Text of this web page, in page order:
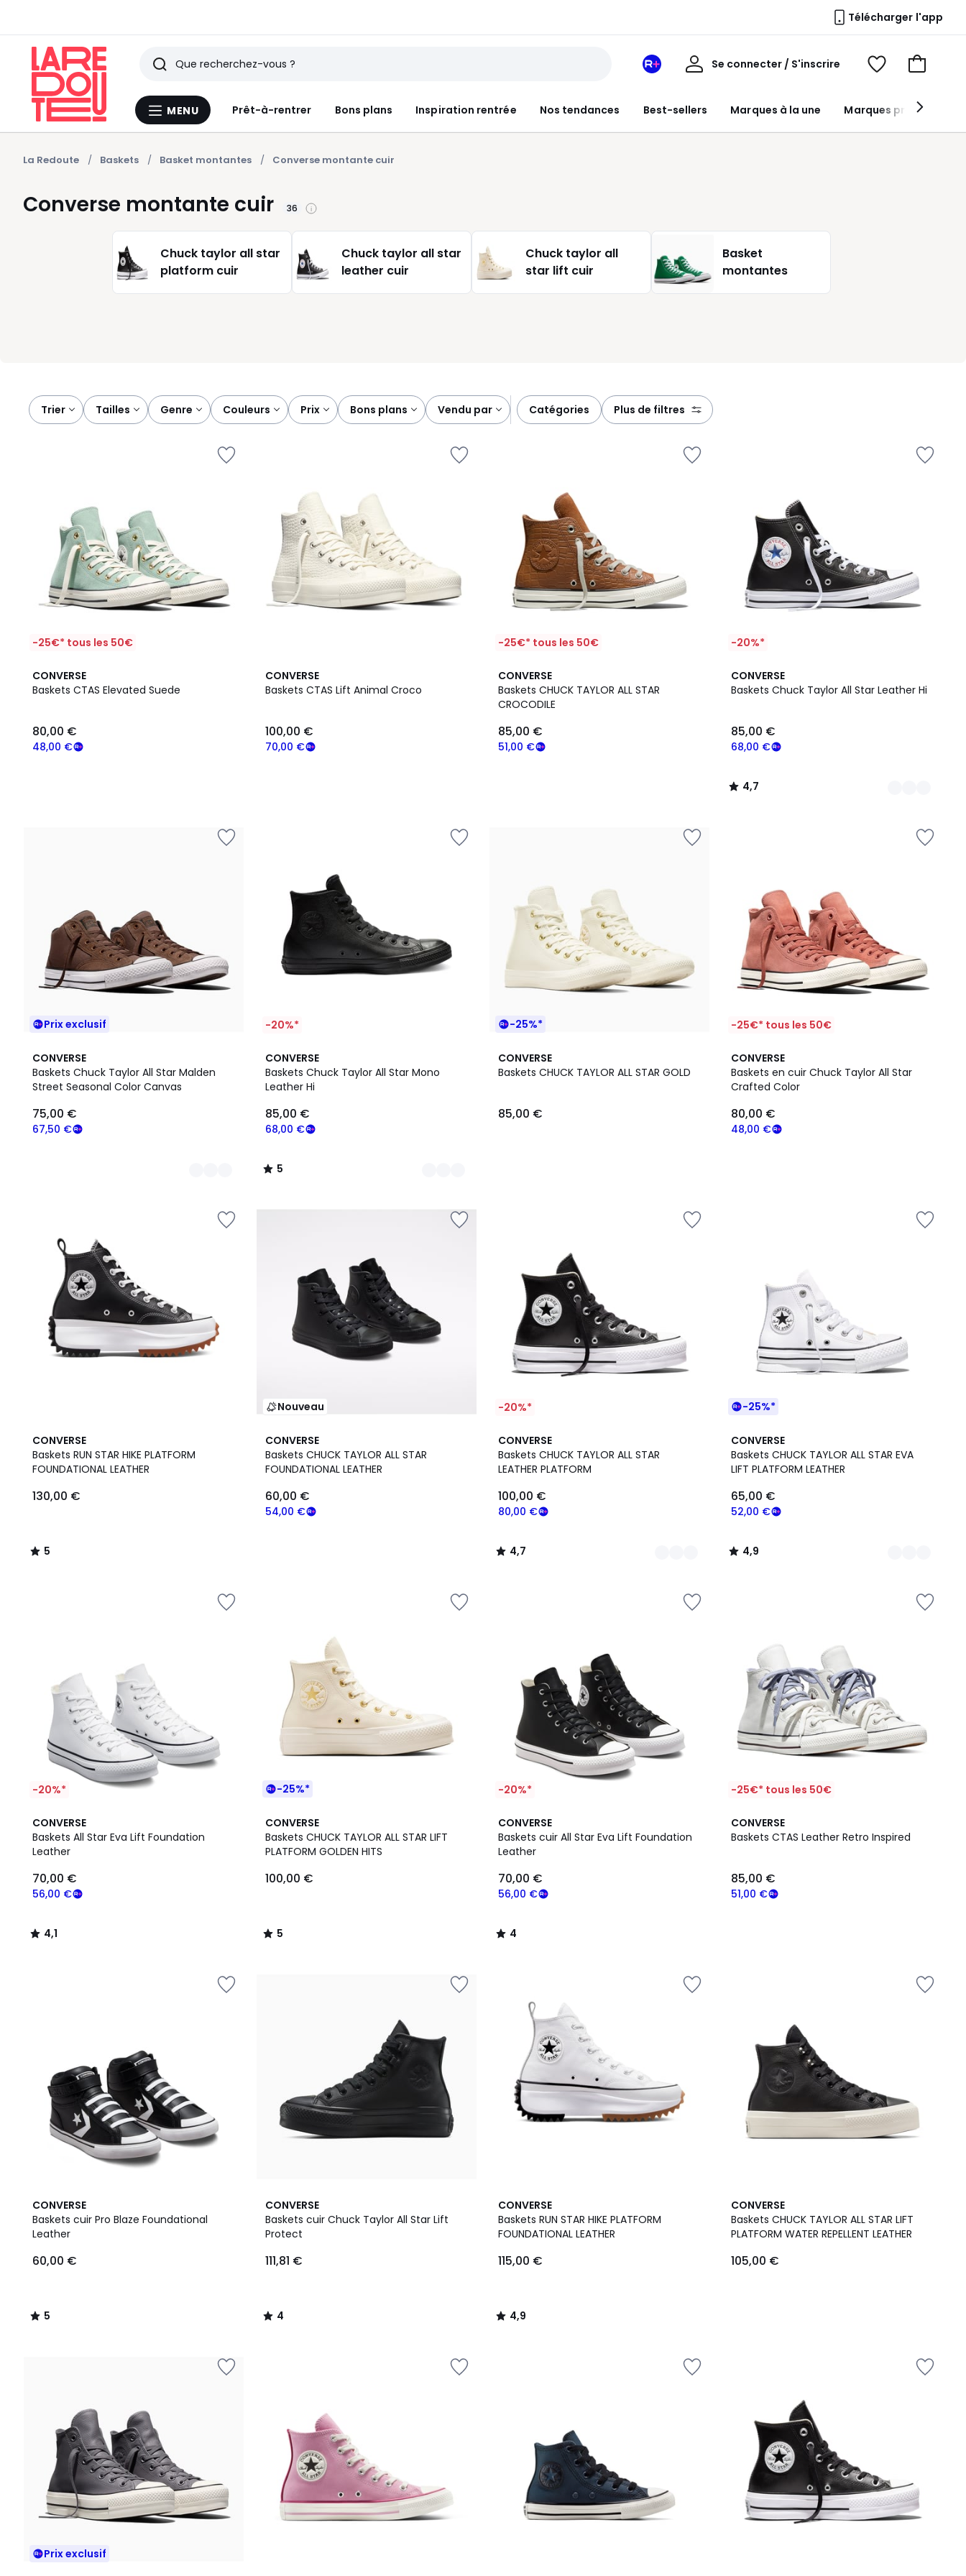
Télécharger l'app
Menu
MENU Prêt-à-rentrer Bons plans Inspiration rentrée Nos tendances Best-sellers Marques à la une Marques premium
Rechercher
Derniers
articles
vus
Mon
Redoute
Se connecter / S'inscrire
Mon
Voir
Voir
panier
La Redoute Baskets Basket montantes Converse montante cuir
Converse montante cuir 36
Chuck taylor all star
platform cuir
Chuck taylor all star
leather cuir
Chuck taylor all
star lift cuir
Basket
montantes
Trier tailles genre couleurs prix bons plans vendu par catégories plus de filtres
-25€* tous les 50€
CONVERSE
Baskets CTAS Elevated Suede
€
souscrivez
48,00 €
80,00 €
CONVERSE
Baskets CTAS Lift Animal Croco
70,00 €
100,00 €
-25€* tous les 50€
CONVERSE
Baskets CHUCK TAYLOR ALL STAR
CROCODILE
51,00 €
85,00 €
-20%*
CONVERSE
Baskets Chuck Taylor All Star Leather Hi
68,00 €
85,00 €
4,7
/ 5
2
Couleurs
4,7
/
Prix exclusif
CONVERSE
Baskets Chuck Taylor All Star Malden
Street Seasonal Color Canvas
67,50 €
75,00 €
2
Couleurs
-20%*
CONVERSE
Baskets Chuck Taylor All Star Mono
Leather Hi
68,00 €
85,00 €
5
/
5
2
Couleurs
5
/
-25%*
CONVERSE
Baskets CHUCK TAYLOR ALL STAR GOLD
85,00 €
-25€* tous les 50€
CONVERSE
Baskets en cuir Chuck Taylor All Star
Crafted Color
48,00 €
80,00 €
CONVERSE
Baskets RUN STAR HIKE PLATFORM
FOUNDATIONAL LEATHER
130,00 €
5
/
5
5
/
Nouveau
CONVERSE
Baskets CHUCK TAYLOR ALL STAR
FOUNDATIONAL LEATHER
54,00 €
60,00 €
-20%*
CONVERSE
Baskets CHUCK TAYLOR ALL STAR
LEATHER PLATFORM
80,00 €
100,00 €
4,7
/ 5
2
Couleurs
4,7
/
-25%*
CONVERSE
Baskets CHUCK TAYLOR ALL STAR EVA
LIFT PLATFORM LEATHER
52,00 €
65,00 €
4,9
/ 5
2
Couleurs
4,9
/
-20%*
CONVERSE
Baskets All Star Eva Lift Foundation
Leather
56,00 €
70,00 €
4,1
/ 5
4,1
/
-25%*
CONVERSE
Baskets CHUCK TAYLOR ALL STAR LIFT
PLATFORM GOLDEN HITS
100,00 €
5
/
5
5
/
-20%*
CONVERSE
Baskets cuir All Star Eva Lift Foundation
Leather
56,00 €
70,00 €
4
/
5
4
/
-25€* tous les 50€
CONVERSE
Baskets CTAS Leather Retro Inspired
51,00 €
85,00 €
CONVERSE
Baskets cuir Pro Blaze Foundational
Leather
60,00 €
5
/
5
5
/
CONVERSE
Baskets cuir Chuck Taylor All Star Lift
Protect
111,81 €
4
/
5
4
/
CONVERSE
Baskets RUN STAR HIKE PLATFORM
FOUNDATIONAL LEATHER
115,00 €
4,9
/ 5
4,9
/
CONVERSE
Baskets CHUCK TAYLOR ALL STAR LIFT
PLATFORM WATER REPELLENT LEATHER
105,00 €
Prix exclusif